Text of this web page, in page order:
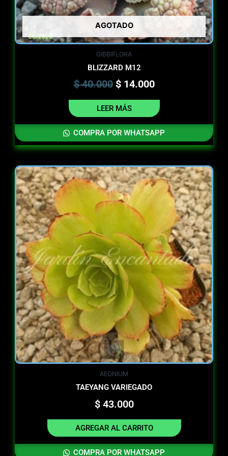
AGOTADO
GIBBIFLORA
BLIZZARD M12
$40.000 $14.000
LEER MÁS
COMPRA POR WHATSAPP
AEONIUM
TAEYANG VARIEGADO
$43.000
AGREGAR AL CARRITO
COMPRA POR WHATSAPP